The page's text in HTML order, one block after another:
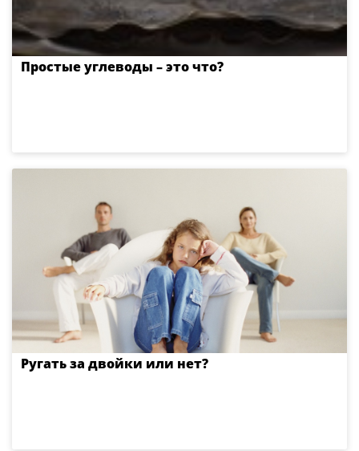
Простые углеводы – это что?
Ругать за двойки или нет?